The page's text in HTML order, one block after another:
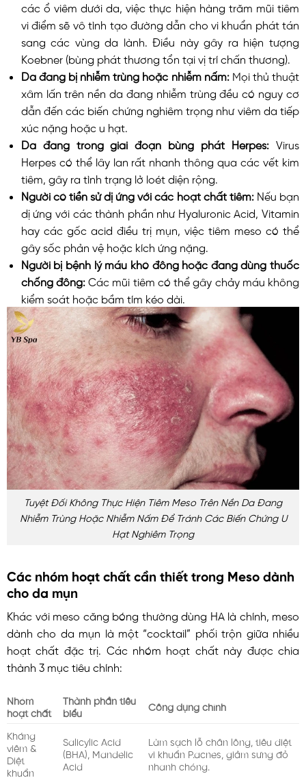
các ổ viêm dưới da, việc thực hiện hàng trăm mũi tiêm
vi điểm sẽ vô tình tạo đường dẫn cho vi khuẩn phát tán
sang các vùng da lành. Điều này gây ra hiện tượng
Koebner (bùng phát thương tổn tại vị trí chấn thương).
Da đang bị nhiễm trùng hoặc nhiễm nấm: Mọi thủ thuật
xâm lấn trên nền da đang nhiễm trùng đều có nguy cơ
dẫn đến các biến chứng nghiêm trọng như viêm da tiếp
xúc nặng hoặc u hạt.
Da đang trong giai đoạn bùng phát Herpes: Virus
Herpes có thể lây lan rất nhanh thông qua các vết kim
tiêm, gây ra tình trạng lở loét diện rộng.
Người có tiền sử dị ứng với các hoạt chất tiêm: Nếu bạn
dị ứng với các thành phần như Hyaluronic Acid, Vitamin
hay các gốc acid điều trị mụn, việc tiêm meso có thể
gây sốc phản vệ hoặc kích ứng nặng.
Người bị bệnh lý máu khó đông hoặc đang dùng thuốc
chống đông:Các mũi tiêm có thể gây chảy máu không
kiểm soát hoặc bầm tím kéo dài.
Tuyệt Đối Không Thực Hiện Tiêm Meso Trên Nền Da Đang
Nhiễm Trùng Hoặc Nhiễm Nấm Để Tránh Các Biến Chứng U
Hạt Nghiêm Trọng
Các nhóm hoạt chất cần thiết trong Meso dành
cho da mụn
Khác với meso căng bóng thường dùng HA là chính, meso
dành cho da mụn là một “cocktail” phối trộn giữa nhiều
hoạt chất đặc trị. Các nhóm hoạt chất này được chia
thành 3 mục tiêu chính:
Nhóm
hoạt chất
Thành phần tiêu
biểu
Công dụng chính
Kháng
viêm &
Diệt
khuẩn
Salicylic Acid
(BHA), Mandelic
Acid
Làm sạch lỗ chân lông, tiêu diệt
vi khuẩn P.acnes, giảm sưng đỏ
nhanh chóng.